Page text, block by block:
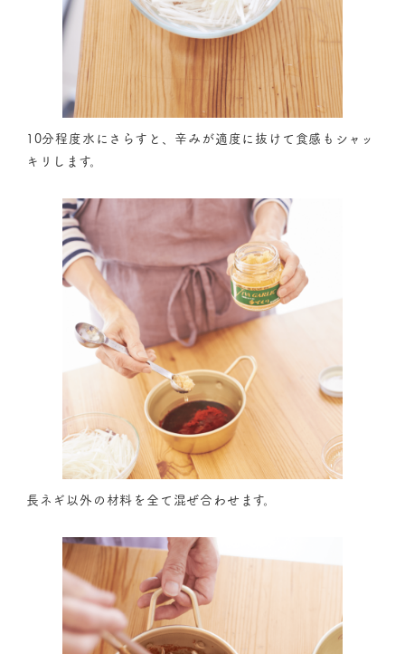
10分程度水にさらすと、辛みが適度に抜けて食感もシャッ
キリします。
長ネギ以外の材料を全て混ぜ合わせます。